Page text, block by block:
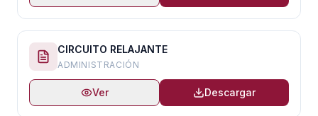
CIRCUITO RELAJANTE
ADMINISTRACIÓN
Ver Descargar